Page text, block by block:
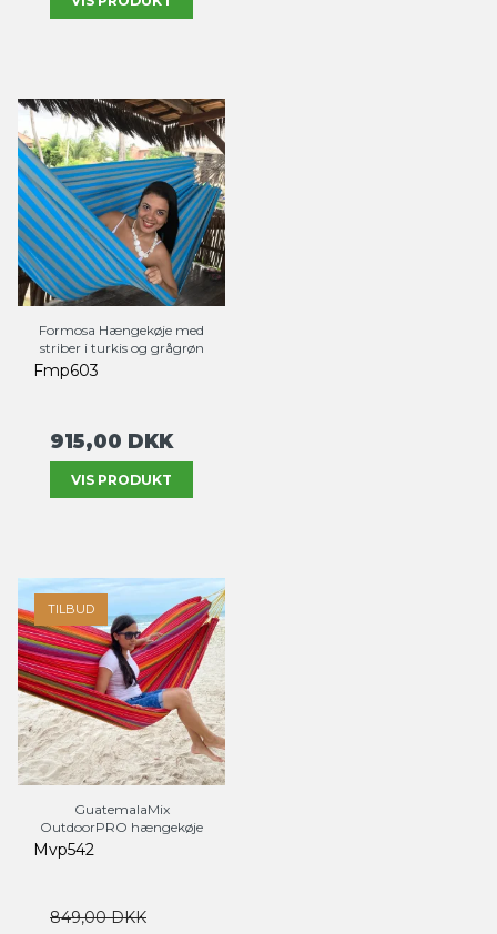
Formosa Hængekøje med
striber i turkis og grågrøn
Fmp603
915,00 DKK
VIS PRODUKT
TILBUD
GuatemalaMix
OutdoorPRO hængekøje
Mvp542
849,00 DKK